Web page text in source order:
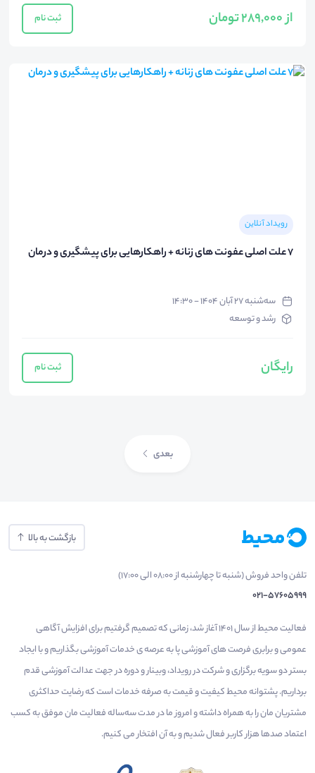
از 289,000 تومان ثبت نام
رویداد آنلاین
7 علت اصلی عفونت های زنانه + راهکارهایی برای پیشگیری و درمان
سه‌شنبه ۲۷ آبان ۱۴۰۴ - ۱۴:۳۰
رشد و توسعه
رایگان ثبت نام
بعدی
بازگشت به بالا
تلفن واحد فروش (شنبه تا چهارشنبه از 08:00 الی 17:00)
021-57605999
فعالیت محیط از سال 1401 آغاز شد، زمانی که تصمیم گرفتیم برای افزایش آگاهی
عمومی و برابری فرصت های آموزشی پا به عرصه ی خدمات آموزشی بگذاریم و با ایجاد
بستر دو سویه برگزاری و شرکت در رویداد، وبینار و دوره در جهت عدالت آموزشی قدم
برداریم. پشتوانه محیط کیفیت و قیمت به صرفه خدمات است که رضایت حداکثری
مشتریان مان را به همراه داشته و امروز ما در مدت سه‌ساله فعالیت مان موفق به کسب
اعتماد صدها هزار کاربر فعال شدیم و به آن افتخار می‌ کنیم.